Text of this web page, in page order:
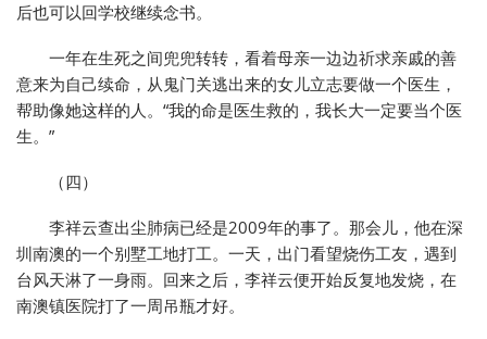
后也可以回学校继续念书。
一年在生死之间兜兜转转，看着母亲一边边祈求亲戚的善
意来为自己续命，从鬼门关逃出来的女儿立志要做一个医生，
帮助像她这样的人。“我的命是医生救的，我长大一定要当个医
生。”
（四）
李祥云查出尘肺病已经是2009年的事了。那会儿，他在深
圳南澳的一个别墅工地打工。一天，出门看望烧伤工友，遇到
台风天淋了一身雨。回来之后，李祥云便开始反复地发烧，在
南澳镇医院打了一周吊瓶才好。